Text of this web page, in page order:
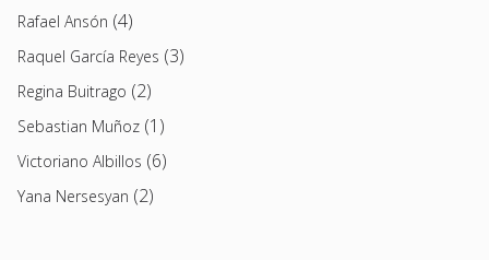
Rafael Ansón (4)
Raquel García Reyes (3)
Regina Buitrago (2)
Sebastian Muñoz (1)
Victoriano Albillos (6)
Yana Nersesyan (2)